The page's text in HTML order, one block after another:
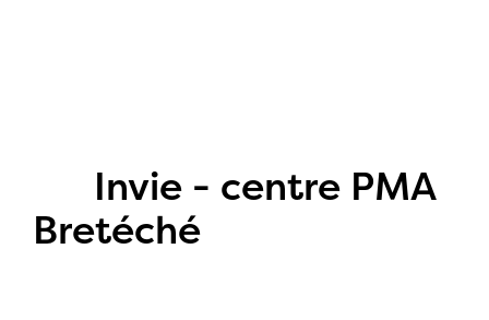
Invie - centre PMA
Bretéché